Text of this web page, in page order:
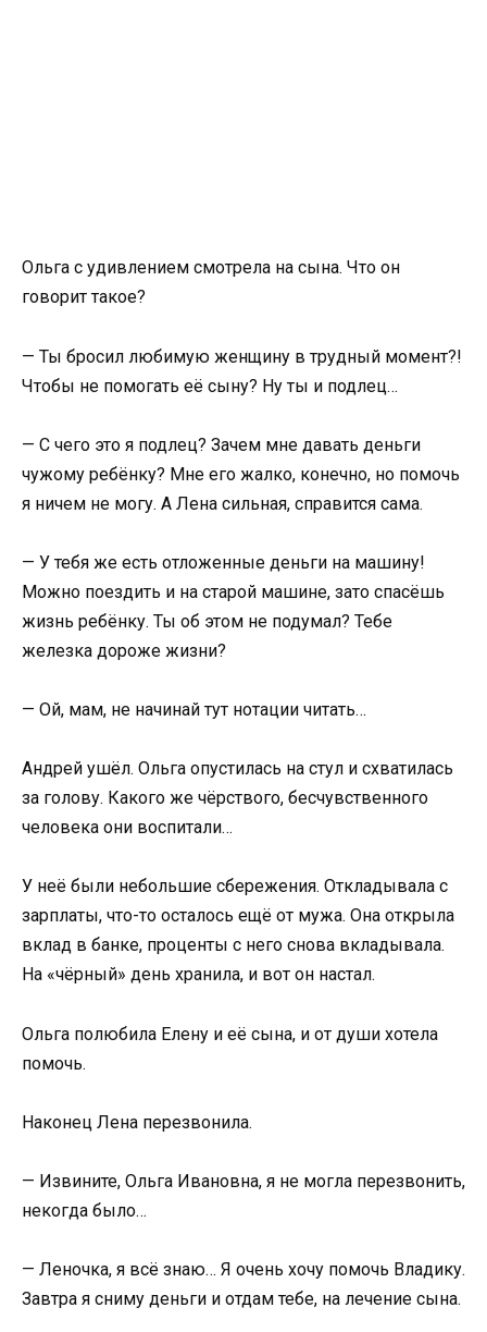
Ольга с удивлением смотрела на сына. Что он
говорит такое?
— Ты бросил любимую женщину в трудный момент?!
Чтобы не помогать её сыну? Ну ты и подлец…
— С чего это я подлец? Зачем мне давать деньги
чужому ребёнку? Мне его жалко, конечно, но помочь
я ничем не могу. А Лена сильная, справится сама.
— У тебя же есть отложенные деньги на машину!
Можно поездить и на старой машине, зато спасёшь
жизнь ребёнку. Ты об этом не подумал? Тебе
железка дороже жизни?
— Ой, мам, не начинай тут нотации читать…
Андрей ушёл. Ольга опустилась на стул и схватилась
за голову. Какого же чёрствого, бесчувственного
человека они воспитали…
У неё были небольшие сбережения. Откладывала с
зарплаты, что-то осталось ещё от мужа. Она открыла
вклад в банке, проценты с него снова вкладывала.
На «чёрный» день хранила, и вот он настал.
Ольга полюбила Елену и её сына, и от души хотела
помочь.
Наконец Лена перезвонила.
— Извините, Ольга Ивановна, я не могла перезвонить,
некогда было…
— Леночка, я всё знаю… Я очень хочу помочь Владику.
Завтра я сниму деньги и отдам тебе, на лечение сына.